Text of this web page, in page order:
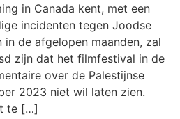
in Canada kent, met een
incidenten tegen Joodse
in de afgelopen maanden, zal
zijn dat het filmfestival in de
over de Palestijnse
2023 niet wil laten zien.
te […]